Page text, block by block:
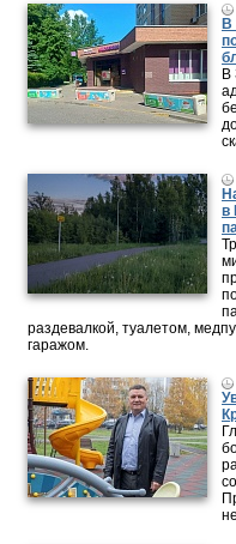
В
В
в
раздевалкой, туалетом,
гаражом.